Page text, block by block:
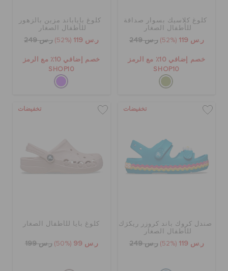
كلوغ كلاسيك بسوار صداقة
للأطفال الصغار
ر.س 119 (52%) ر.س 249
خصم إضافي 10٪ مع الرمز
SHOP10
كلوغ باياباند مزين بالزهور
للأطفال الصغار
ر.س 119 (52%) ر.س 249
خصم إضافي 10٪ مع الرمز
SHOP10
تخفيضات
صندل كروك باند كروزر ريكرَك
للأطفال الصغار
ر.س 119 (52%) ر.س 249
تخفيضات
كلوغ بايا للأطفال الصغار
ر.س 99 (50%) ر.س 199